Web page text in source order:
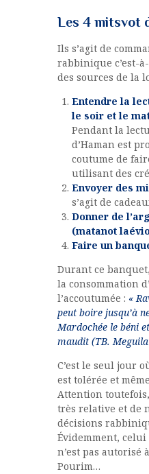
Les 4 mitsvot
Ils s’agit de
rabbinique c’est-
des sources de la
Entendre la
le soir et le
Pendant la
d’Haman est
coutume de
utilisant des
Envoyer des
s’agit de
Donner de
(matanot
Faire un
Durant ce
la consommation
l’accoutumée : «
peut boire jusqu’à
Mardochée le béni
maudit (TB. Meguila
C’est le seul jour
est tolérée et
Attention
très relative et de
décisions
Évidemment,
n’est pas autorisé
Pourim…